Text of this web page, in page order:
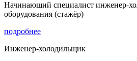
Начинающий специалист инженер-
оборудования (стажёр)
подробнее
Инженер-холодильщик